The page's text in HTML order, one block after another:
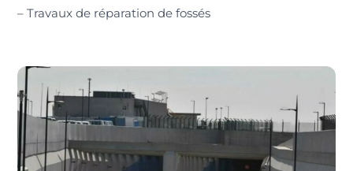
– Travaux de réparation de fossés